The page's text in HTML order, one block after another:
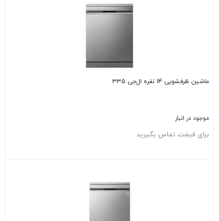
ماشین ظرفشویی 14 نفره ال‌جی 335
موجود در انبار
برای قیمت تماس بگیرید